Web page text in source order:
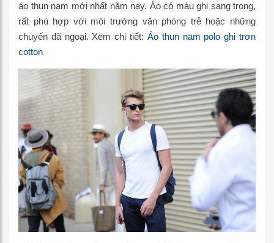
áo thun nam mới nhất năm nay. Áo có màu ghi sang trọng,
rất phù hợp với môi trường văn phòng trẻ hoặc những
chuyến dã ngoại. Xem chi tiết: Áo thun nam polo ghi trơn
cotton